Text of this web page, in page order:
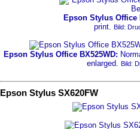
Epson Stylus Office
print. Bild:
Epson Stylus Office BX525WD:
enlarged. Bild:
Epson Stylus SX620FW